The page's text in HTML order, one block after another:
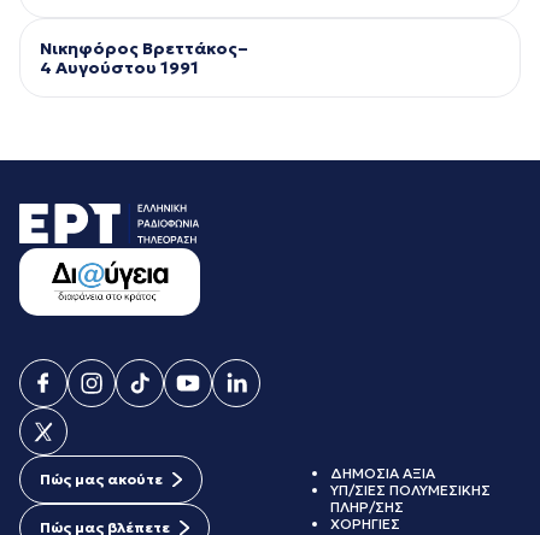
Νικηφόρος Βρεττάκος–
4 Αυγούστου 1991
Πώς μας ακούτε
Πώς μας βλέπετε
ΔΗΜΟΣΙΑ ΑΞΙΑ
ΥΠ/ΣΙΕΣ ΠΟΛΥΜΕΣΙΚΗΣ
ΠΛΗΡ/ΣΗΣ
ΧΟΡΗΓΙΕΣ